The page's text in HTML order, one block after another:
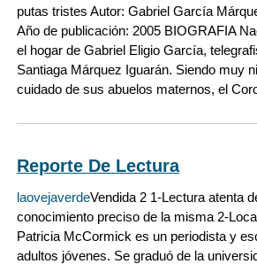
putas tristes Autor: Gabriel García
Año de publicación: 2005 BIOGRAFIA
el hogar de Gabriel Eligio García,
Santiaga Márquez Iguarán. Siendo muy
cuidado de sus abuelos maternos, el
Reporte De Lectura
laovejaverdeVendida 2 1-Lectura atenta
conocimiento preciso de la misma 2-
Patricia McCormick es un periodista y
adultos jóvenes. Se graduó de la